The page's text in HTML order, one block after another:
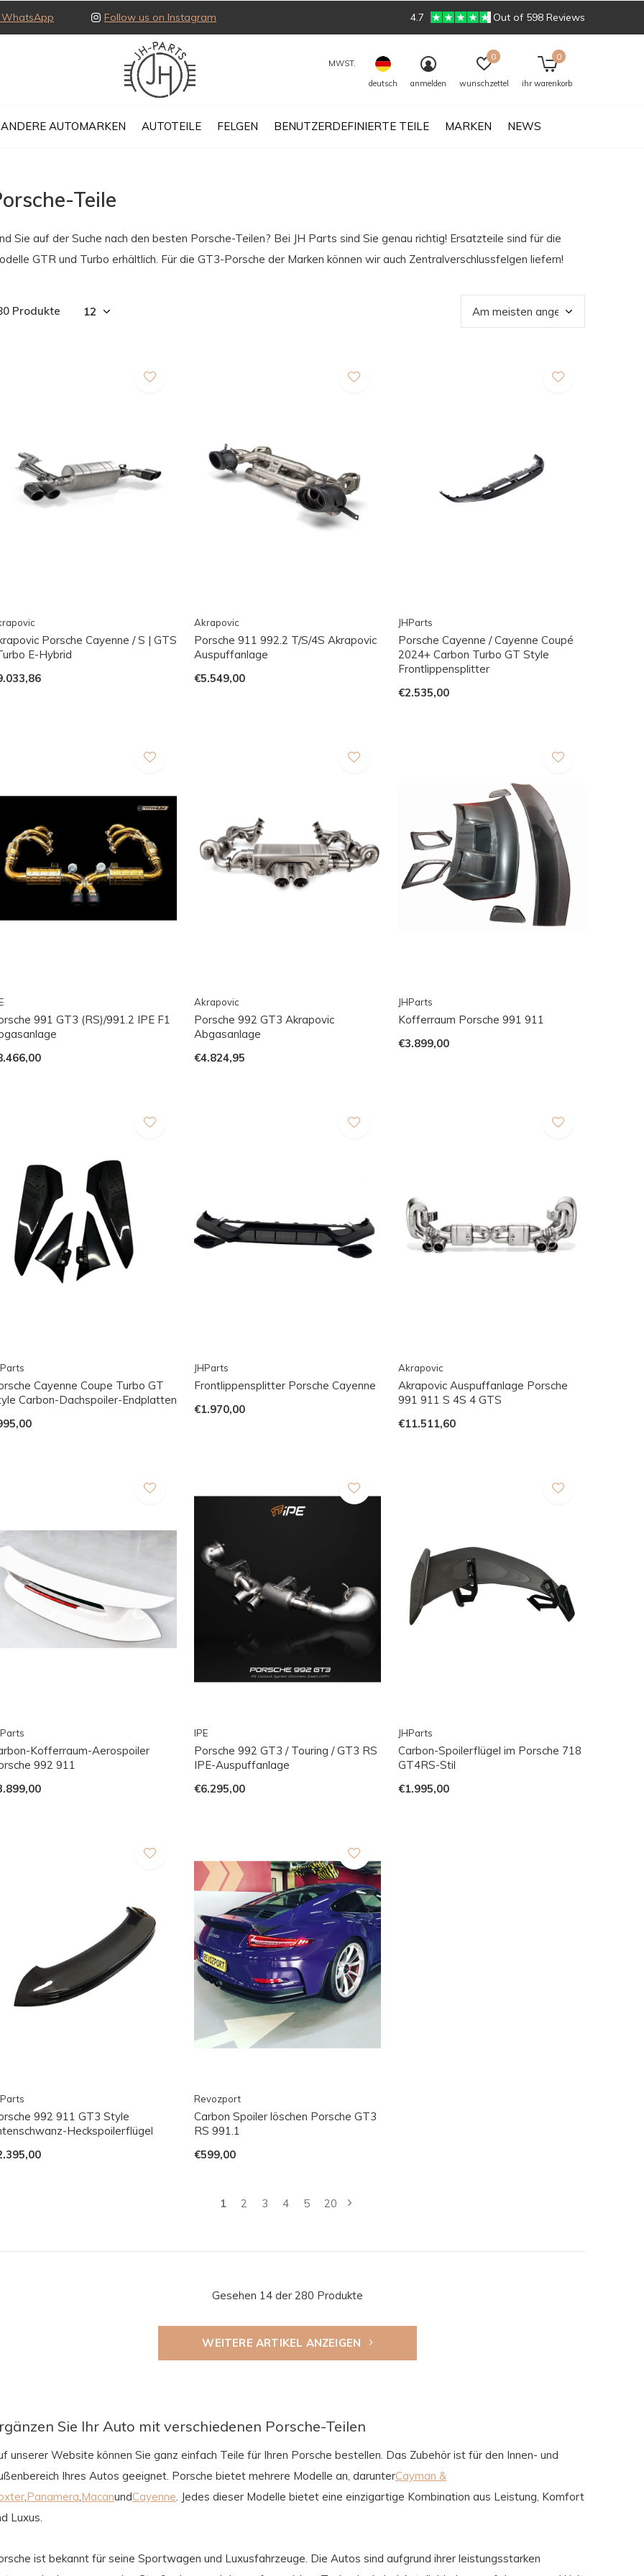
ANDERE AUTOMARKEN AUTOTEILE FELGEN BENUTZERDEFINIERTE TEILE MARKEN NEWS
MWST.
deutsch
anmelden wunschzettel
0
ihr warenkorb
0
Follow us on Instagram 4.7 Out of 598 Reviews
Teile
Sie auf der Suche nach den besten Porsche-Teilen? Bei JH Parts sind Sie genau richtig! Ersatzteile sind für die
GTR und Turbo erhältlich. Für die GT3-Porsche der Marken können wir auch Zentralverschlussfelgen liefern!
Produkte
Porsche Cayenne / S | GTS
E-Hybrid
Akrapovic
Porsche 911 992.2 T/S/4S Akrapovic
Auspuffanlage
€5.549,00
JHParts
Porsche Cayenne / Cayenne Coupé
2024+ Carbon Turbo GT Style
Frontlippensplitter
€2.535,00
991 GT3 (RS)/991.2 IPE F1
Akrapovic
Porsche 992 GT3 Akrapovic
Abgasanlage
€4.824,95
JHParts
Kofferraum Porsche 991 911
€3.899,00
Cayenne Coupe Turbo GT
Carbon-Dachspoiler-Endplatten
JHParts
Frontlippensplitter Porsche Cayenne
€1.970,00
Akrapovic
Akrapovic Auspuffanlage Porsche
991 911 S 4S 4 GTS
€11.511,60
Kofferraum-Aerospoiler
992 911
IPE
Porsche 992 GT3 / Touring / GT3 RS
IPE-Auspuffanlage
€6.295,00
JHParts
Carbon-Spoilerflügel im Porsche 718
GT4RS-Stil
€1.995,00
992 911 GT3 Style
Heckspoilerflügel
Revozport
Carbon Spoiler löschen Porsche GT3
RS 991.1
€599,00
1 2 3 4 5 20
Gesehen 14 der 280 Produkte
WEITERE ARTIKEL ANZEIGEN
Sie Ihr Auto mit verschiedenen Porsche-Teilen
unserer Website können Sie ganz einfach Teile für Ihren Porsche bestellen. Das Zubehör ist für den Innen- und
Ihres Autos geeignet. Porsche bietet mehrere Modelle an, darunterCayman &
Panamera MacanundCayenne . Jedes dieser Modelle bietet eine einzigartige Kombination aus Leistung, Komfort
Luxus.
ist bekannt für seine Sportwagen und Luxusfahrzeuge. Die Autos sind aufgrund ihrer leistungsstarken